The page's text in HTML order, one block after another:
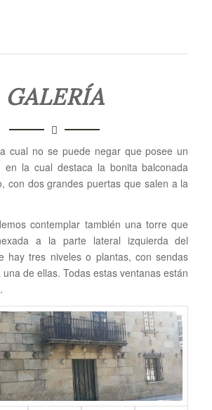
GALERÍA
cual no se puede negar que posee un
en la cual destaca la bonita balconada
con dos grandes puertas que salen a la
contemplar también una torre que
a la parte lateral izquierda del
hay tres niveles o plantas, con sendas
de ellas. Todas estas ventanas están